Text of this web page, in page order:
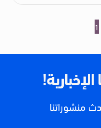
1
منشوراتنا